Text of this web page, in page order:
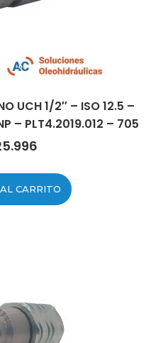
UCH 1/2″ – ISO 12.5 –
– PLT4.2019.012 – 705
CARRITO